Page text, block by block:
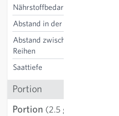
Nährstoffbedarf
Abstand in der Reihe
Abstand zwischen den
Reihen
Saattiefe
Portion
Portion (2.5 g)